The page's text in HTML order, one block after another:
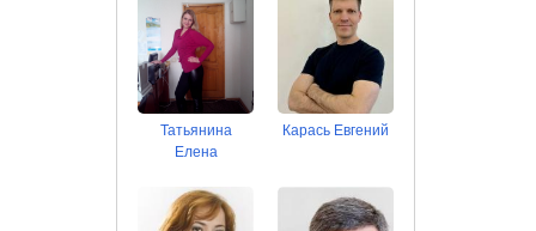
Татьянина
Елена
Карась Евгений